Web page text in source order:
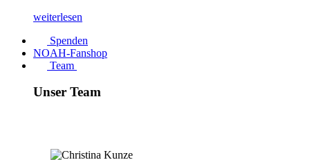
weiterlesen
Spenden
NOAH-Fanshop
Team
Unser Team